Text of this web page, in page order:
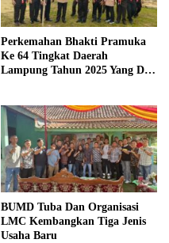
Perkemahan Bhakti Pramuka
Ke 64 Tingkat Daerah
Lampung Tahun 2025 Yang Di
BUMD Tuba Dan Organisasi
LMC Kembangkan Tiga Jenis
Usaha Baru